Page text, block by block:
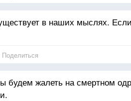
в наших мыслях.
Поделиться
будем жалеть на смертном